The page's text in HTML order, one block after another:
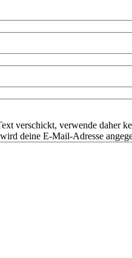
verschickt, verwende daher
deine E-Mail-Adresse